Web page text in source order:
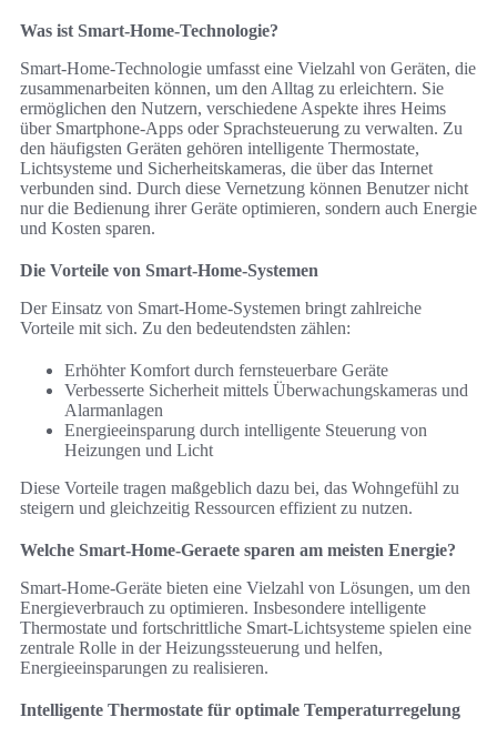
Was ist Smart-Home-Technologie?
Smart-Home-Technologie umfasst eine Vielzahl von Geräten, die
zusammenarbeiten können, um den Alltag zu erleichtern. Sie
ermöglichen den Nutzern, verschiedene Aspekte ihres Heims
über Smartphone-Apps oder Sprachsteuerung zu verwalten. Zu
den häufigsten Geräten gehören intelligente Thermostate,
Lichtsysteme und Sicherheitskameras, die über das Internet
verbunden sind. Durch diese Vernetzung können Benutzer nicht
nur die Bedienung ihrer Geräte optimieren, sondern auch Energie
und Kosten sparen.
Die Vorteile von Smart-Home-Systemen
Der Einsatz von Smart-Home-Systemen bringt zahlreiche
Vorteile mit sich. Zu den bedeutendsten zählen:
Erhöhter Komfort durch fernsteuerbare Geräte
Verbesserte Sicherheit mittels Überwachungskameras und
Alarmanlagen
Energieeinsparung durch intelligente Steuerung von
Heizungen und Licht
Diese Vorteile tragen maßgeblich dazu bei, das Wohngefühl zu
steigern und gleichzeitig Ressourcen effizient zu nutzen.
Welche Smart-Home-Geraete sparen am meisten Energie?
Smart-Home-Geräte bieten eine Vielzahl von Lösungen, um den
Energieverbrauch zu optimieren. Insbesondere intelligente
Thermostate und fortschrittliche Smart-Lichtsysteme spielen eine
zentrale Rolle in der Heizungssteuerung und helfen,
Energieeinsparungen zu realisieren.
Intelligente Thermostate für optimale Temperaturregelung